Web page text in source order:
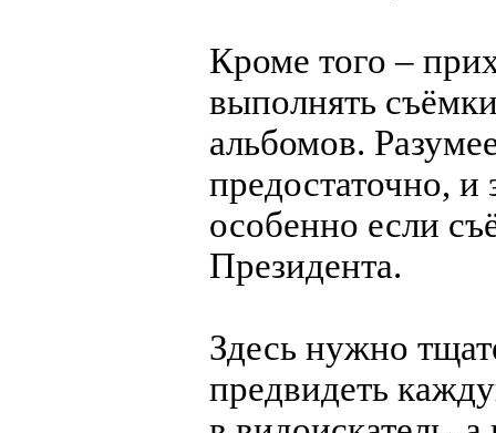
Кроме того –
выполнять
альбомов.
предостаточно,
особенно если
Президента.
Здесь нужно
предвидеть